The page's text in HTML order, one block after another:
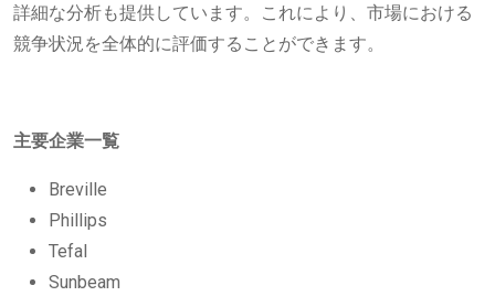
詳細な分析も提供しています。これにより、市場における
競争状況を全体的に評価することができます。
主要企業一覧
Breville
Phillips
Tefal
Sunbeam